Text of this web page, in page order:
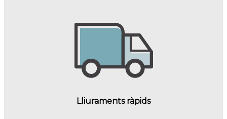
Lliuraments ràpids